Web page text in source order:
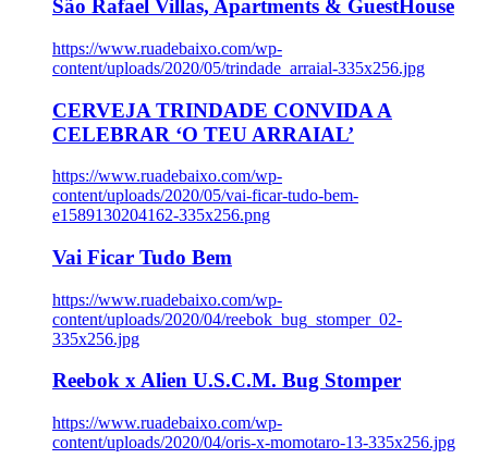
São Rafael Villas, Apartments & GuestHouse
https://www.ruadebaixo.com/wp-
content/uploads/2020/05/trindade_arraial-335x256.jpg
CERVEJA TRINDADE CONVIDA A
CELEBRAR ‘O TEU ARRAIAL’
https://www.ruadebaixo.com/wp-
content/uploads/2020/05/vai-ficar-tudo-bem-
e1589130204162-335x256.png
Vai Ficar Tudo Bem
https://www.ruadebaixo.com/wp-
content/uploads/2020/04/reebok_bug_stomper_02-
335x256.jpg
Reebok x Alien U.S.C.M. Bug Stomper
https://www.ruadebaixo.com/wp-
content/uploads/2020/04/oris-x-momotaro-13-335x256.jpg